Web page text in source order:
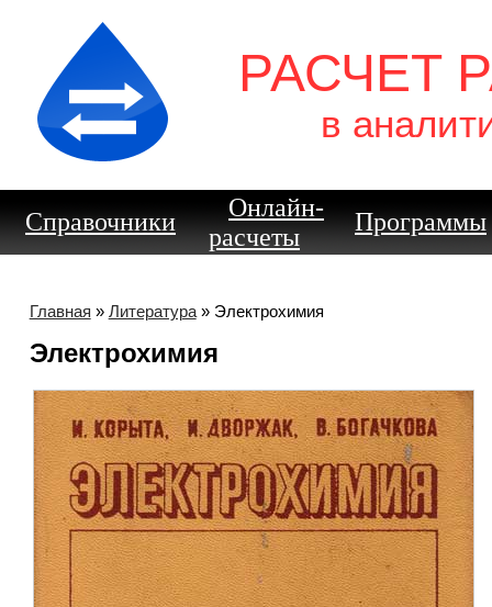
РАСЧЕТ
в
Справочники
Онлайн-
расчеты
Программы
Главная » Литература» Электрохимия
Электрохимия